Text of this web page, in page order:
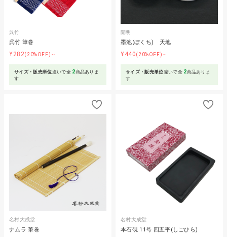
呉竹
呉竹 筆巻
¥282(20%OFF)～
サイズ・販売単位違いで全 2商品ありま
す
開明
墨池(ぼくち) 天地
¥440(20%OFF)～
サイズ・販売単位違いで全 2商品ありま
す
名村大成堂
ナムラ 筆巻
名村大成堂
本石硯 11号 四五平(しごひら)